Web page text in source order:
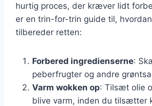
hurtig proces, der kræver lidt
er en trin-for-trin guide til,
tilbereder retten:
Forbered ingredienserne:
peberfrugter og andre
Varm wokken op: Tilsæt olie
blive varm, inden du tilsætter